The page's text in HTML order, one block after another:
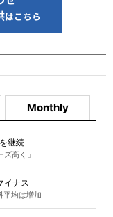
Monthly
継続
高く」
イナス
平均は増加